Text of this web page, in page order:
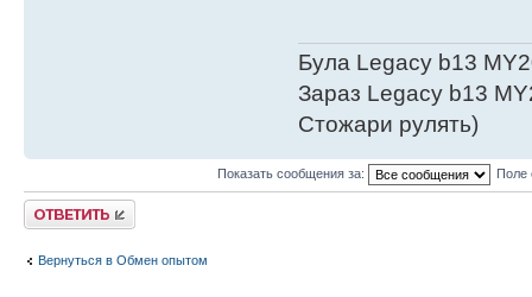
Була Legacy b13
Зараз Legacy b13
Стожари рулять)
Показать сообщения за: Поле
Ответить
Вернуться в Обмен опытом